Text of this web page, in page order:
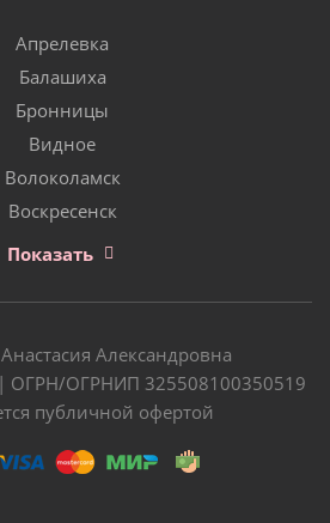
Апрелевка
Балашиха
Бронницы
Видное
Волоколамск
Воскресенск
Показать
Александровна
ОГРН/ОГРНИП 325508100350519
публичной офертой